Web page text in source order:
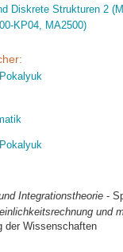
Diskrete Strukturen 2
KP04, MA2500)
Integrationstheorie -
und
der Wissenschaften